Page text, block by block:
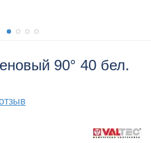
90° 40 бел.